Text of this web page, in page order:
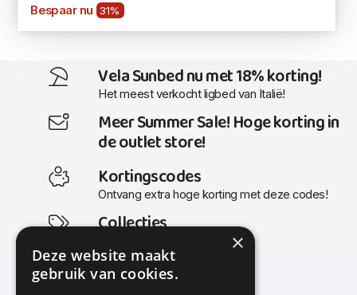
Bespaar nu 31%
Vela Sunbed nu met 18% korting!
Het meest verkocht ligbed van Italië!
Meer Summer Sale! Hoge korting in
de outlet store!
Kortingscodes
Ontvang extra hoge korting met deze codes!
Collecties
Actuele en populaire collecties
×
Deze website maakt
gebruik van cookies.